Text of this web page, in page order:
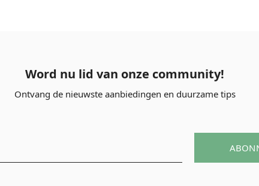
Word nu lid van onze community!
Ontvang de nieuwste aanbiedingen en duurzame tips